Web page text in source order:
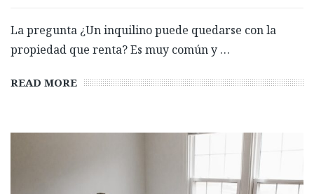
La pregunta ¿Un inquilino puede quedarse con la
propiedad que renta? Es muy común y …
READ MORE